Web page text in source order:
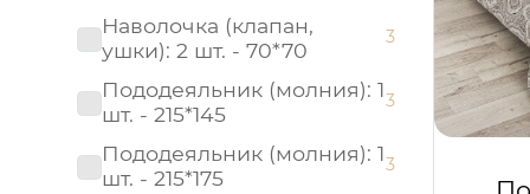
Наволочка (клапан,
ушки): 2 шт. - 70*70
3
Пододеяльник (молния): 1
шт. - 215*145
3
Пододеяльник (молния): 1
шт. - 215*175
3